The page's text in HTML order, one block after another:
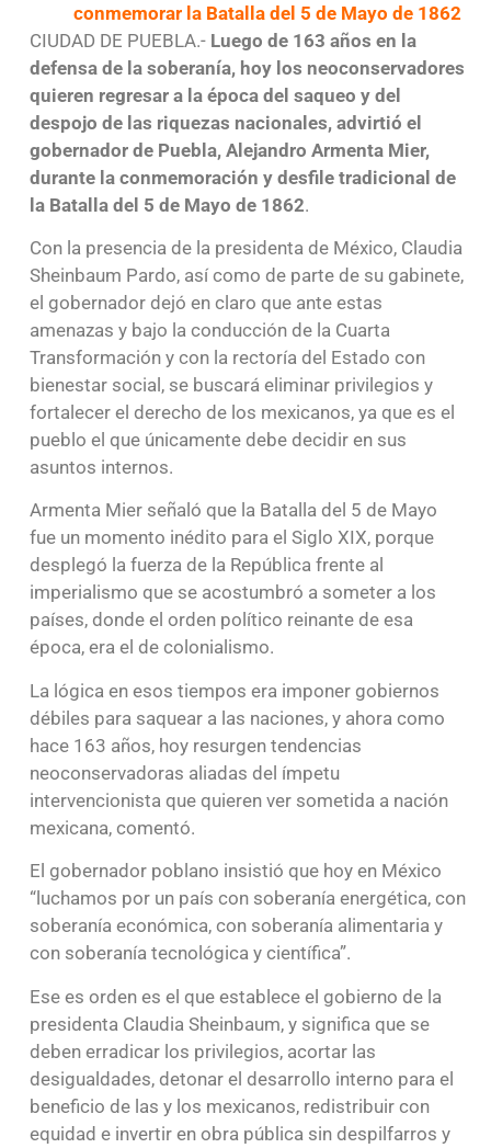
conmemorar la Batalla del 5 de Mayo de 1862
CIUDAD DE PUEBLA.- Luego de 163 años en la
defensa de la soberanía, hoy los neoconservadores
quieren regresar a la época del saqueo y del
despojo de las riquezas nacionales, advirtió el
gobernador de Puebla, Alejandro Armenta Mier,
durante la conmemoración y desfile tradicional de
la Batalla del 5 de Mayo de 1862.
Con la presencia de la presidenta de México, Claudia
Sheinbaum Pardo, así como de parte de su gabinete,
el gobernador dejó en claro que ante estas
amenazas y bajo la conducción de la Cuarta
Transformación y con la rectoría del Estado con
bienestar social, se buscará eliminar privilegios y
fortalecer el derecho de los mexicanos, ya que es el
pueblo el que únicamente debe decidir en sus
asuntos internos.
Armenta Mier señaló que la Batalla del 5 de Mayo
fue un momento inédito para el Siglo XIX, porque
desplegó la fuerza de la República frente al
imperialismo que se acostumbró a someter a los
países, donde el orden político reinante de esa
época, era el de colonialismo.
La lógica en esos tiempos era imponer gobiernos
débiles para saquear a las naciones, y ahora como
hace 163 años, hoy resurgen tendencias
neoconservadoras aliadas del ímpetu
intervencionista que quieren ver sometida a nación
mexicana, comentó.
El gobernador poblano insistió que hoy en México
“luchamos por un país con soberanía energética, con
soberanía económica, con soberanía alimentaria y
con soberanía tecnológica y científica”.
Ese es orden es el que establece el gobierno de la
presidenta Claudia Sheinbaum, y significa que se
deben erradicar los privilegios, acortar las
desigualdades, detonar el desarrollo interno para el
beneficio de las y los mexicanos, redistribuir con
equidad e invertir en obra pública sin despilfarros y